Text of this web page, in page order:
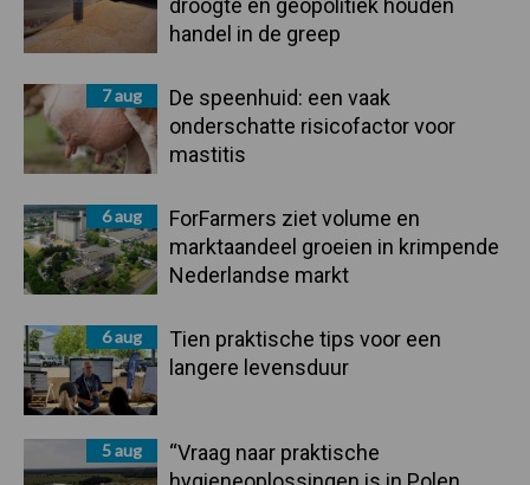
droogte en geopolitiek houden
handel in de greep
7 aug
De speenhuid: een vaak
onderschatte risicofactor voor
mastitis
6 aug
ForFarmers ziet volume en
marktaandeel groeien in krimpende
Nederlandse markt
6 aug
Tien praktische tips voor een
langere levensduur
5 aug
“Vraag naar praktische